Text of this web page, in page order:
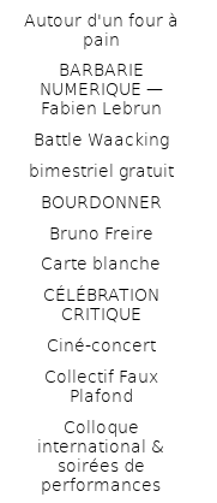
Autour d'un four à
pain
BARBARIE
NUMERIQUE —
Fabien Lebrun
Battle Waacking
bimestriel gratuit
BOURDONNER
Bruno Freire
Carte blanche
CÉLÉBRATION
CRITIQUE
Ciné-concert
Collectif Faux
Plafond
Colloque
international &
soirées de
performances